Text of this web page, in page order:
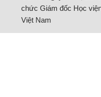
chức Giám đốc Học
Việt Nam